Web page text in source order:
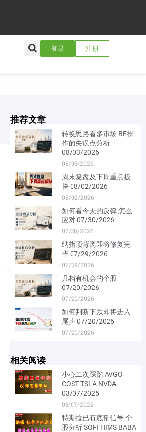
登录 注册
推荐文章
转换思路看多市场 BE操
作的失误点分析
08/03/2026
08/03/2026
周末复盘及下周重点板
块 08/02/2026
08/02/2026
如何看今天的反弹 怎么
应对 07/30/2026
07/30/2026
纳指顶背离即将修复完
毕 07/29/2026
07/29/2026
几档有机会的个股
07/20/2026
07/20/2026
如何判断下跌即将进入
尾声 07/20/2026
07/20/2026
相关阅读
小心二次踩踏 AVGO
COST TSLA NVDA
03/07/2025
03/07/2025
特斯拉已有底部信号 个
股分析 SOFI HIMS BABA